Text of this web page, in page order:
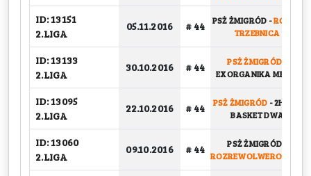
ID: 13151
2.LIGA
05.11.2016 # 44 PSŻ ŻMIGRÓD -ROBOT
TRZEBNICA
ID: 13133
2.LIGA
30.10.2016 # 44 PSŻ ŻMIGRÓD
EXORGANIKA MEBLE
ID: 13095
2.LIGA
22.10.2016 # 44 PSŻ ŻMIGRÓD -2HILLS
BASKET DWA
ID: 13060
2.LIGA
09.10.2016 # 44 PSŻ ŻMIGRÓD
ROZREWOLWEROWANI